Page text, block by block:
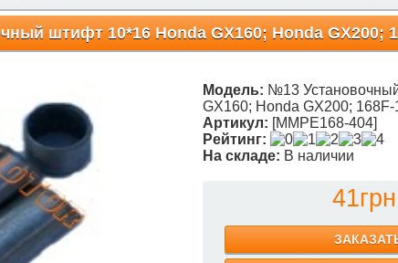
штифт 10*16 Honda GX160; Honda GX200;
Модель: №13
GX160; Honda GX200; 168F-
Артикул: [MMPE168-404]
Рейтинг:
На складе: В наличии